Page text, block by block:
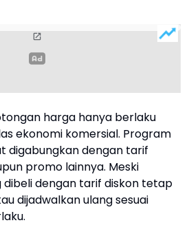
harga hanya berlaku
ekonomi komersial. Program
digabungkan dengan tarif
promo lainnya. Meski
dibeli dengan tarif diskon tetap
dijadwalkan ulang sesuai